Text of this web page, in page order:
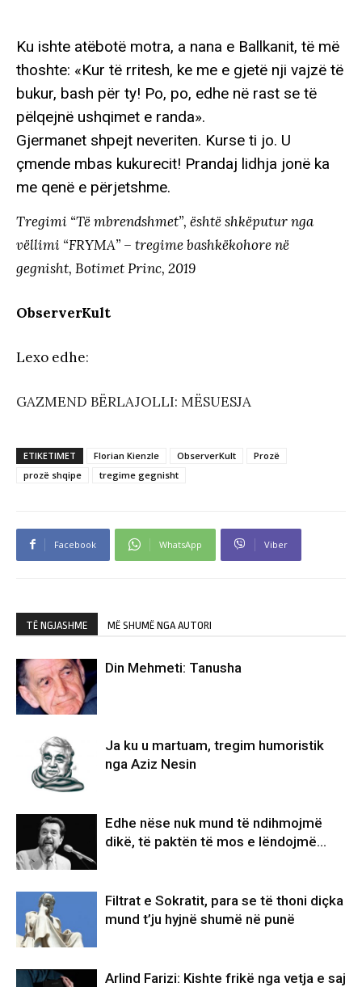
Ku ishte atëbotë motra, a nana e Ballkanit, të më
thoshte: «Kur të rritesh, ke me e gjetë nji vajzë të
bukur, bash për ty! Po, po, edhe në rast se të
pëlqejnë ushqimet e randa».
Gjermanet shpejt neveriten. Kurse ti jo. U
çmende mbas kukurecit! Prandaj lidhja jonë ka
me qenë e përjetshme.
Tregimi “Të mbrendshmet”, është shkëputur nga
vëllimi “FRYMA” – tregime bashkëkohore në
gegnisht, Botimet Princ, 2019
ObserverKult
Lexo edhe:
GAZMEND BËRLAJOLLI: MËSUESJA
ETIKETIMET Florian Kienzle ObserverKult
Prozë
prozë shqipe
tregime gegnisht
Facebook WhatsApp Viber
TË NGJASHME MË SHUMË NGA AUTORI
Din Mehmeti: Tanusha
Ja ku u martuam, tregim humoristik
nga Aziz Nesin
Edhe nëse nuk mund të ndihmojmë
dikë, të paktën të mos e lëndojmë…
Filtrat e Sokratit, para se të thoni diçka
mund t’ju hyjnë shumë në punë
Arlind Farizi: Kishte frikë nga vetja e saj